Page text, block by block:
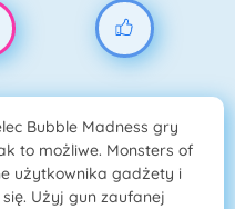
Bubble Madness gry
to możliwe. Monsters of
użytkownika gadżety i
Użyj gun zaufanej